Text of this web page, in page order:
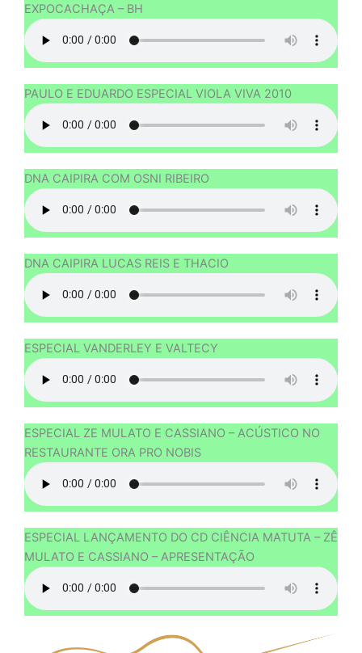
EXPOCACHAÇA – BH
PAULO E EDUARDO ESPECIAL VIOLA VIVA 2010
DNA CAIPIRA COM OSNI RIBEIRO
DNA CAIPIRA LUCAS REIS E THACIO
ESPECIAL VANDERLEY E VALTECY
ESPECIAL ZE MULATO E CASSIANO – ACÚSTICO NO
RESTAURANTE ORA PRO NOBIS
ESPECIAL LANÇAMENTO DO CD CIÊNCIA MATUTA – ZÊ
MULATO E CASSIANO – APRESENTAÇÃO